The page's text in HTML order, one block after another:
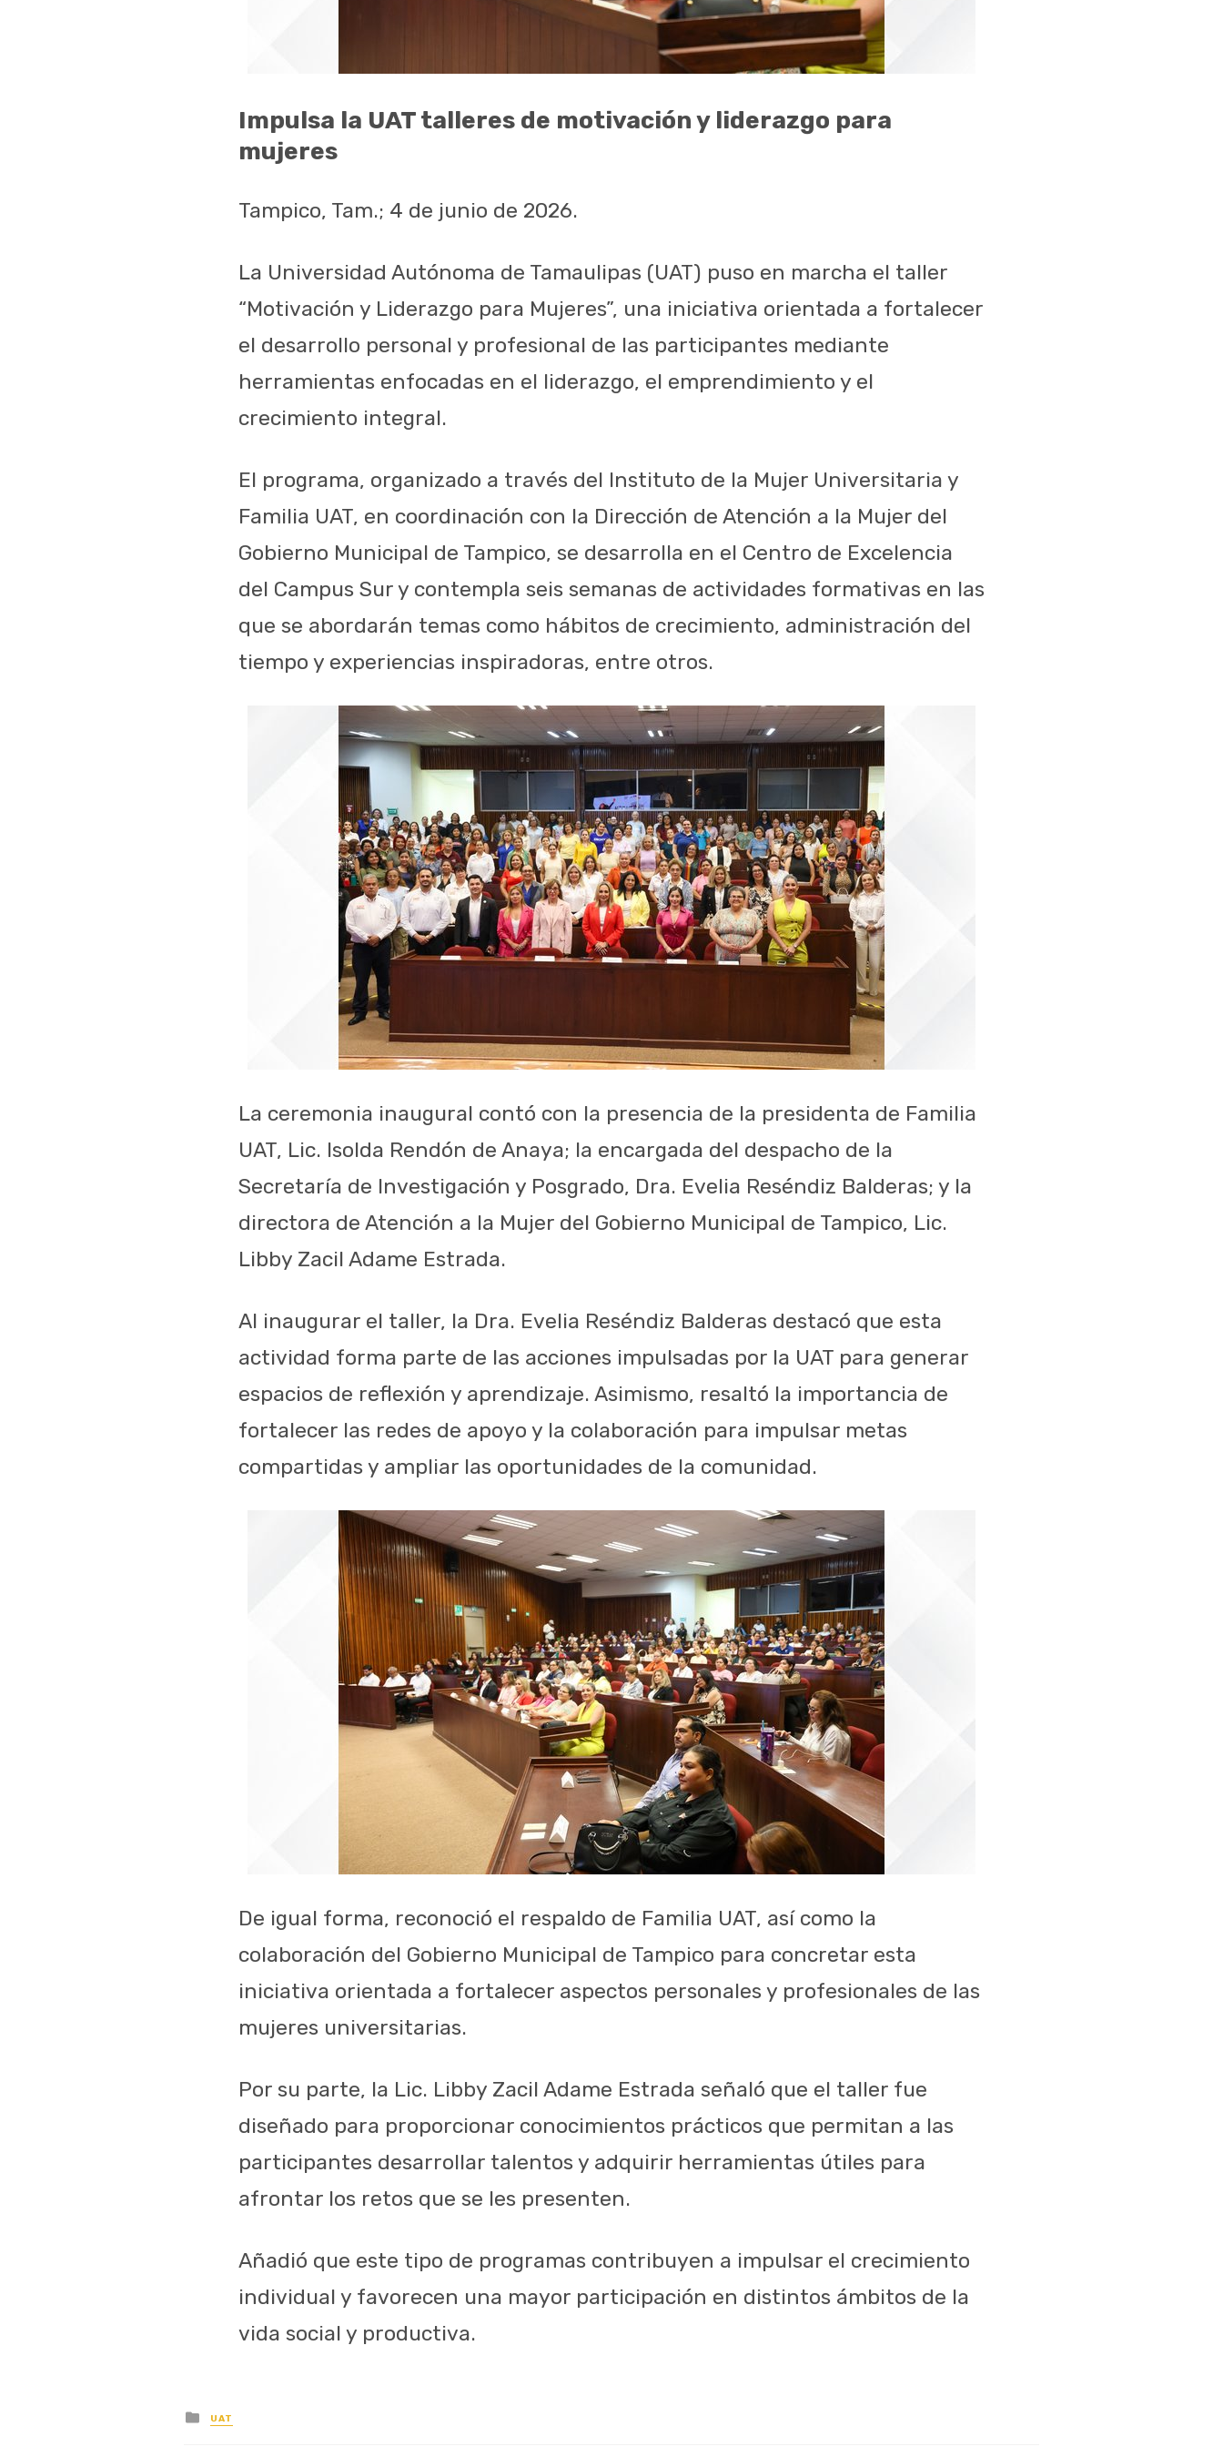
Impulsa la UAT talleres de motivación y liderazgo para
mujeres
Tampico, Tam.; 4 de junio de 2026.
La Universidad Autónoma de Tamaulipas (UAT) puso en marcha el taller
“Motivación y Liderazgo para Mujeres”, una iniciativa orientada a fortalecer
el desarrollo personal y profesional de las participantes mediante
herramientas enfocadas en el liderazgo, el emprendimiento y el
crecimiento integral.
El programa, organizado a través del Instituto de la Mujer Universitaria y
Familia UAT, en coordinación con la Dirección de Atención a la Mujer del
Gobierno Municipal de Tampico, se desarrolla en el Centro de Excelencia
del Campus Sur y contempla seis semanas de actividades formativas en las
que se abordarán temas como hábitos de crecimiento, administración del
tiempo y experiencias inspiradoras, entre otros.
La ceremonia inaugural contó con la presencia de la presidenta de Familia
UAT, Lic. Isolda Rendón de Anaya; la encargada del despacho de la
Secretaría de Investigación y Posgrado, Dra. Evelia Reséndiz Balderas; y la
directora de Atención a la Mujer del Gobierno Municipal de Tampico, Lic.
Libby Zacil Adame Estrada.
Al inaugurar el taller, la Dra. Evelia Reséndiz Balderas destacó que esta
actividad forma parte de las acciones impulsadas por la UAT para generar
espacios de reflexión y aprendizaje. Asimismo, resaltó la importancia de
fortalecer las redes de apoyo y la colaboración para impulsar metas
compartidas y ampliar las oportunidades de la comunidad.
De igual forma, reconoció el respaldo de Familia UAT, así como la
colaboración del Gobierno Municipal de Tampico para concretar esta
iniciativa orientada a fortalecer aspectos personales y profesionales de las
mujeres universitarias.
Por su parte, la Lic. Libby Zacil Adame Estrada señaló que el taller fue
diseñado para proporcionar conocimientos prácticos que permitan a las
participantes desarrollar talentos y adquirir herramientas útiles para
afrontar los retos que se les presenten.
Añadió que este tipo de programas contribuyen a impulsar el crecimiento
individual y favorecen una mayor participación en distintos ámbitos de la
vida social y productiva.
Posted
in
UAT